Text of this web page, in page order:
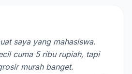
saya yang mahasiswa.
cuma 5 ribu rupiah, tapi
murah banget.